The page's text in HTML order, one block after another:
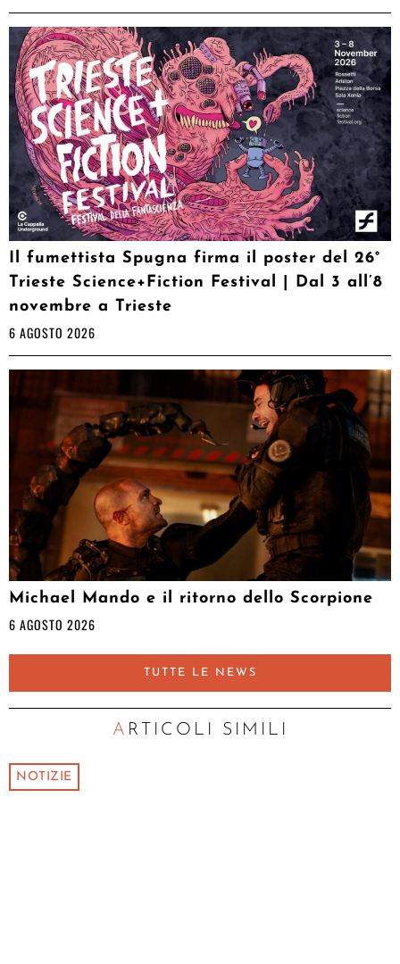
Il fumettista Spugna firma il poster del 26°
Trieste Science+Fiction Festival | Dal 3 all’8
novembre a Trieste
6 AGOSTO 2026
Michael Mando e il ritorno dello Scorpione
6 AGOSTO 2026
TUTTE LE NEWS
ARTICOLI SIMILI
NOTIZIE